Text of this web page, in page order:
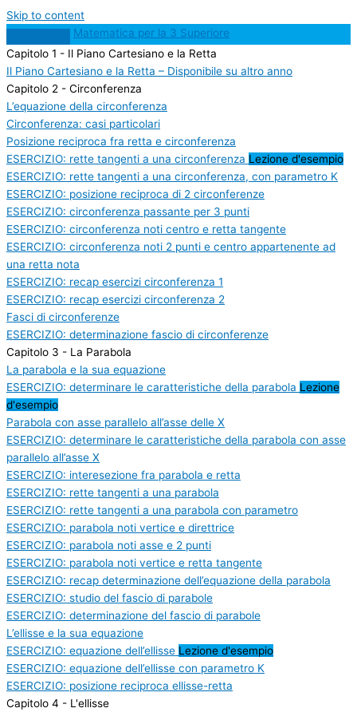
Skip to content
Matematica per la 3 Superiore
Capitolo 1 - Il Piano Cartesiano e la Retta
Il Piano Cartesiano e la Retta – Disponibile su altro anno
Capitolo 2 - Circonferenza
L’equazione della circonferenza
Circonferenza: casi particolari
Posizione reciproca fra retta e circonferenza
ESERCIZIO: rette tangenti a una circonferenza Lezione d'esempio
ESERCIZIO: rette tangenti a una circonferenza, con parametro K
ESERCIZIO: posizione reciproca di 2 circonferenze
ESERCIZIO: circonferenza passante per 3 punti
ESERCIZIO: circonferenza noti centro e retta tangente
ESERCIZIO: circonferenza noti 2 punti e centro appartenente ad
una retta nota
ESERCIZIO: recap esercizi circonferenza 1
ESERCIZIO: recap esercizi circonferenza 2
Fasci di circonferenze
ESERCIZIO: determinazione fascio di circonferenze
Capitolo 3 - La Parabola
La parabola e la sua equazione
ESERCIZIO: determinare le caratteristiche della parabola Lezione
d'esempio
Parabola con asse parallelo all’asse delle X
ESERCIZIO: determinare le caratteristiche della parabola con asse
parallelo all’asse X
ESERCIZIO: interesezione fra parabola e retta
ESERCIZIO: rette tangenti a una parabola
ESERCIZIO: rette tangenti a una parabola con parametro
ESERCIZIO: parabola noti vertice e direttrice
ESERCIZIO: parabola noti asse e 2 punti
ESERCIZIO: parabola noti vertice e retta tangente
ESERCIZIO: recap determinazione dell’equazione della parabola
ESERCIZIO: studio del fascio di parabole
ESERCIZIO: determinazione del fascio di parabole
L’ellisse e la sua equazione
ESERCIZIO: equazione dell’ellisse Lezione d'esempio
ESERCIZIO: equazione dell’ellisse con parametro K
ESERCIZIO: posizione reciproca ellisse-retta
Capitolo 4 - L'ellisse